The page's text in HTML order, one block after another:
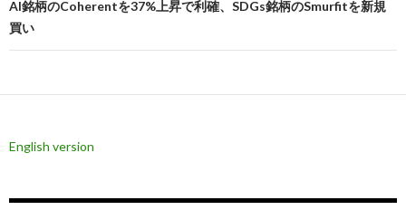
ビ
ゲ
シ
AI銘柄のCoherentを37%上昇で利確、SDGs銘柄のSmurfitを新規
買い
English version